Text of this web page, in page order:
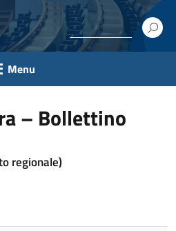
Menu
– Bollettino
regionale)